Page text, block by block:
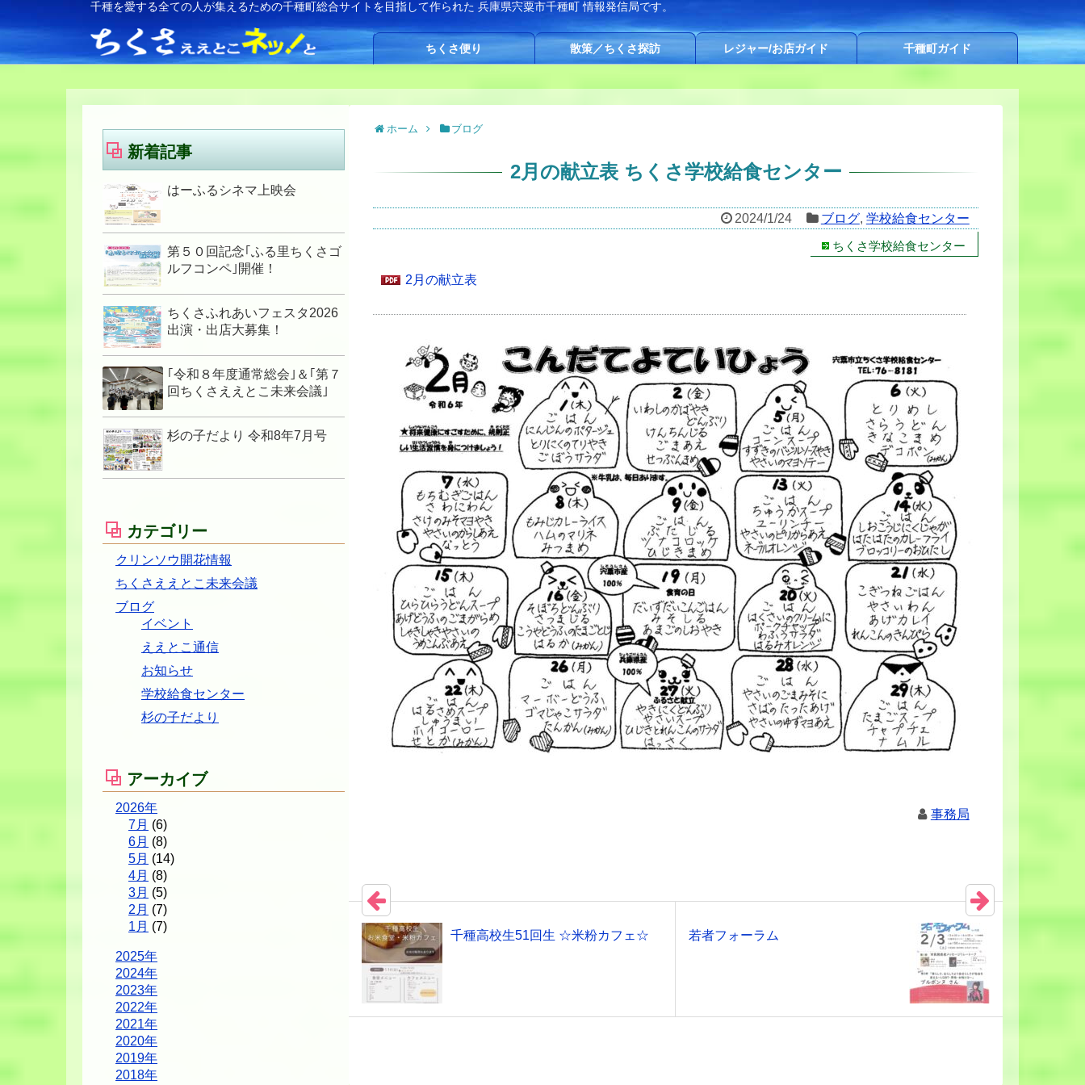
千種を愛する全ての人が集えるための千種町総合サイトを目指して作られた 兵庫県宍粟市千種町 情報発信局です。
ちくさ便り 散策／ちくさ探訪 レジャー/お店ガイド 千種町ガイド
ホーム ブログ
2月の献立表 ちくさ学校給食センター
2024/1/24 ブログ, 学校給食センター
ちくさ学校給食センター
2月の献立表
事務局
千種高校生51回生 ☆米粉カフェ☆ 若者フォーラム
新着記事
はーふるシネマ上映会
第５０回記念｢ふる里ちくさゴ
ルフコンペ｣開催！
ちくさふれあいフェスタ2026
出演・出店大募集！
｢令和８年度通常総会｣＆｢第７
回ちくさええとこ未来会議｣
杉の子だより 令和8年7月号
カテゴリー
クリンソウ開花情報
ちくさええとこ未来会議
ブログ
イベント
ええとこ通信
お知らせ
学校給食センター
杉の子だより
アーカイブ
2026年
7月 (6)
6月 (8)
5月 (14)
4月 (8)
3月 (5)
2月 (7)
1月 (7)
2025年
2024年
2023年
2022年
2021年
2020年
2019年
2018年